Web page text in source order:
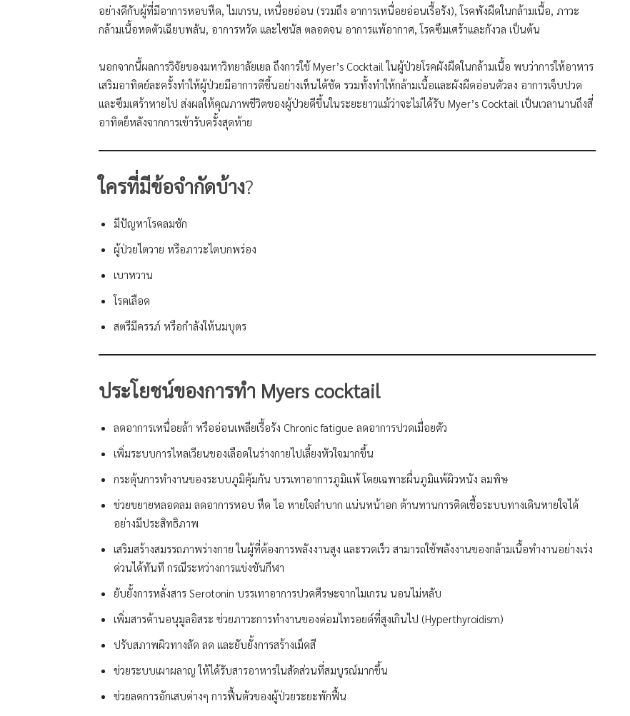
อย่างดีกับผู้ที่มีอาการหอบหืด, ไมเกรน, เหนื่อยอ่อน (รวมถึง อาการเหนื่อยอ่อนเรื้อรัง), โรคพังผืดในกล้ามเนื้อ, ภาวะ
กล้ามเนื้อหดตัวเฉียบพลัน, อาการหวัด และไซนัส ตลอดจน อาการแพ้อากาศ, โรคซึมเศร้าและกังวล เป็นต้น
นอกจากนี้ผลการวิจัยของมหาวิทยาลัยเยล ถึงการใช้ Myer’s Cocktail ในผู้ป่วยโรคผังผืดในกล้ามเนื้อ พบว่าการให้อาหาร
เสริมอาทิตย์ละครั้งทำให้ผู้ป่วยมีอาการดีขี้นอย่างเห็นได้ชัด รวมทั้งทำให้กล้ามเนื้อและผังผืดอ่อนตัวลง อาการเจ็บปวด
และซึมเศร้าหายไป ส่งผลให้คุณภาพชีวิตของผู้ป่วยดีขี้นในระยะยาวแม้ว่าจะไม่ได้รับ Myer’s Cocktail เป็นเวลานานถึงสี่
อาทิตย็หลังจากการเข้ารับครั้งสุดท้าย
ใครที่มีข้อจำกัดบ้าง?
มีปัญหาโรคลมชัก
ผู้ป่วยไตวาย หรือภาวะไตบกพร่อง
เบาหวาน
โรคเลือด
สตรีมีครรภ์ หรือกำลังให้นมบุตร
ประโยชน์ของการทำ Myers cocktail
ลดอาการเหนื่อยล้า หรืออ่อนเพลียเรื้อรัง Chronic fatigue ลดอาการปวดเมื่อยตัว
เพิ่มระบบการไหลเวียนของเลือดในร่างกายไปเลี้ยงหัวใจมากขึ้น
กระตุ้นการทำงานของระบบภูมิคุ้มกัน บรรเทาอาการภูมิแพ้ โดยเฉพาะผื่นภูมิแพ้ผิวหนัง ลมพิษ
ช่วยขยายหลอดลม ลดอาการหอบ หืด ไอ หายใจลำบาก แน่นหน้าอก ต้านทานการติดเชื้อระบบทางเดินหายใจได้
อย่างมีประสิทธิภาพ
เสริมสร้างสมรรถภาพร่างกาย ในผู้ที่ต้องการพลังงานสูง และรวดเร็ว สามารถใช้พลังงานของกล้ามเนื้อทำงานอย่างเร่ง
ด่วนได้ทันที กรณีระหว่างการแข่งขันกีฬา
ยับยั้งการหลั่งสาร Serotonin บรรเทาอาการปวดศีรษะจากไมเกรน นอนไม่หลับ
เพิ่มสารต้านอนุมูลอิสระ ช่วยภาวะการทำงานของต่อมไทรอยด์ที่สูงเกินไป (Hyperthyroidism)
ปรับสภาพผิวทางลัด ลด และยับยั้งการสร้างเม็ดสี
ช่วยระบบเผาผลาญ ให้ได้รับสารอาหารในสัดส่วนที่สมบูรณ์มากขึ้น
ช่วยลดการอักเสบต่างๆ การฟื้นตัวของผู้ป่วยระยะพักฟื้น